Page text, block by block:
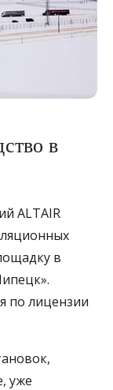
в
ALTAIR
в
по лицензии
уже